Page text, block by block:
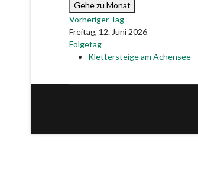
Gehe zu Monat
Vorheriger Tag
Freitag, 12. Juni 2026
Folgetag
Klettersteige am Achensee